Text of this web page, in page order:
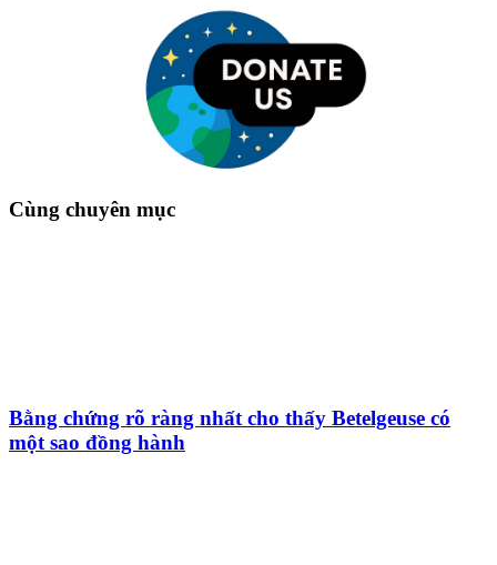
Cùng chuyên mục
Bằng chứng rõ ràng nhất cho thấy Betelgeuse có
một sao đồng hành